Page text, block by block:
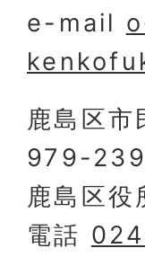
e-mail
鹿島区市
979-
鹿島区役
電話